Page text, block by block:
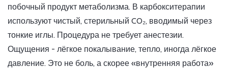
побочный продукт метаболизма. В карбокситерапии
используют чистый, стерильный CO₂, вводимый через
тонкие иглы. Процедура не требует анестезии.
Ощущения - лёгкое покалывание, тепло, иногда лёгкое
давление. Это не боль, а скорее «внутренняя работа»